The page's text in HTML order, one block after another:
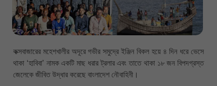
কক্সবাজারের মহেশখালীর অদূরে গভীর সমুদ্রে ইঞ্জিন বিকল হয়ে ৪ দিন ধরে ভেসে
থাকা ‘হাবিবা’ নামক একটি মাছ ধরার ট্রলার এবং তাতে থাকা ১৮ জন বিপদগ্রস্ত
জেলেকে জীবিত উদ্ধার করেছে বাংলাদেশ নৌবাহিনী।